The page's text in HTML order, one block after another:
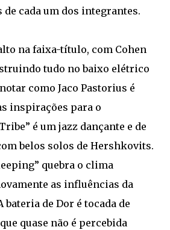
de cada um dos integrantes.
na faixa-título, com Cohen
tudo no baixo elétrico
como Jaco Pastorius é
inspirações para o
é um jazz dançante e de
belos solos de Hershkovits.
quebra o clima
as influências da
bateria de Dor é tocada de
quase não é percebida